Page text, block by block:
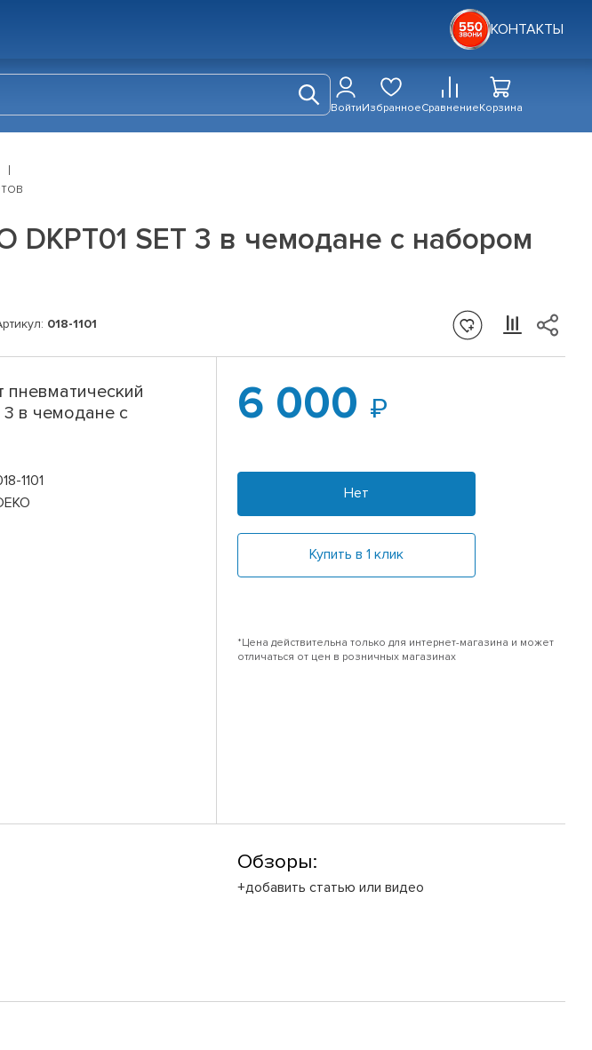
КОНТАКТЫ
ВойтиИзбранноеСравнениеКорзина
DKPT01 SET 3 в чемодане с набором
018-1101
пневматический
3 в чемодане с
1101
6 000
Нет
Купить в 1 клик
*Цена действительна только для интернет-магазина и может
отличаться от цен в розничных магазинах
Обзоры:
+добавить статью или видео